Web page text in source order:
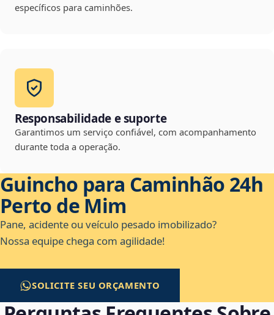
específicos para caminhões.
Responsabilidade e suporte
Garantimos um serviço confiável, com acompanhamento
durante toda a operação.
Guincho para Caminhão 24h
Perto de Mim
Pane, acidente ou veículo pesado imobilizado?
Nossa equipe chega com agilidade!
SOLICITE SEU ORÇAMENTO